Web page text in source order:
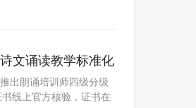
文诵读教学标准化
出朗诵培训师四级分级
线上官方核验，证书在